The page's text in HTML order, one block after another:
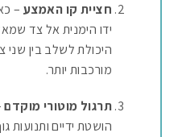
חציית קו האמצע–
ידו הימנית אל צד
היכולת לשלב בין שני
מורכבות יותר.
תרגול מוטורי מוקדם